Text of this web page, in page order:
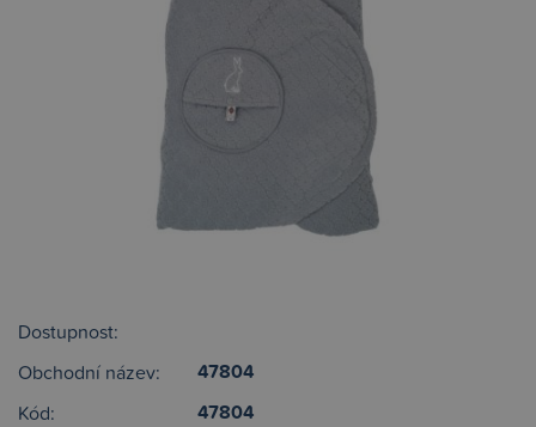
Dostupnost:
Obchodní název:
47804
Kód: 47804